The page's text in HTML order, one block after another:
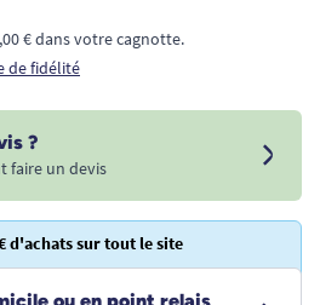
€ dans votre cagnotte.
de fidélité
?
faire un devis
d'achats sur tout le site